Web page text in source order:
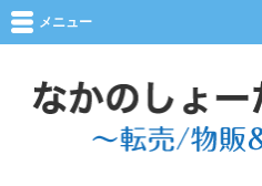
メニュー